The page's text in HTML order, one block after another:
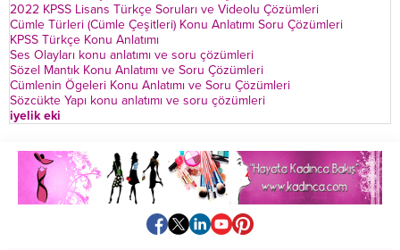
2022 KPSS Lisans Türkçe Soruları ve Videolu Çözümleri
Cümle Türleri (Cümle Çeşitleri) Konu Anlatımı Soru Çözümleri
KPSS Türkçe Konu Anlatımı
Ses Olayları konu anlatımı ve soru çözümleri
Sözel Mantık Konu Anlatımı ve Soru Çözümleri
Cümlenin Ögeleri Konu Anlatımı ve Soru Çözümleri
Sözcükte Yapı konu anlatımı ve soru çözümleri
iyelik eki